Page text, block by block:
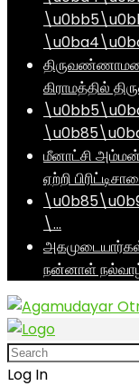
கிராமத்தில்
மீனாட்சி
ஏற்றி
\…
நன்னாள்
Log In